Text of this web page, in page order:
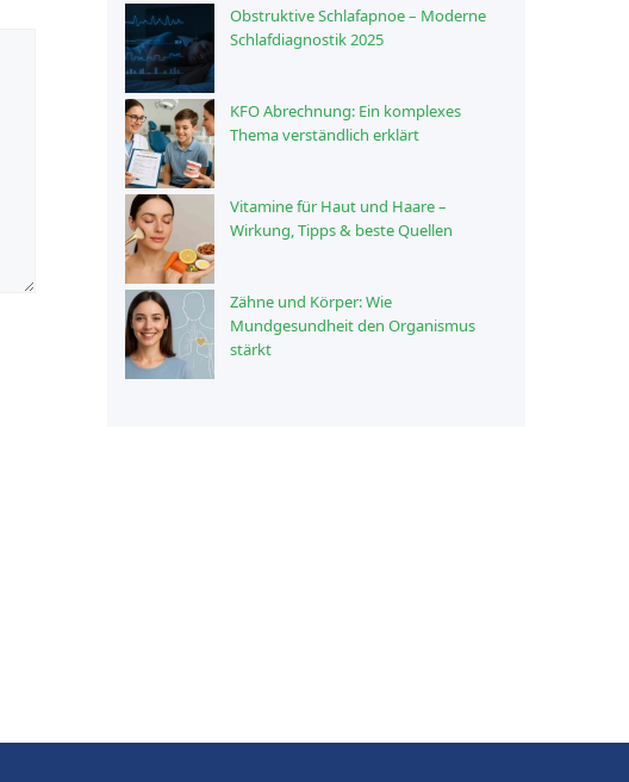
Obstruktive Schlafapnoe – Moderne
Schlafdiagnostik 2025
KFO Abrechnung: Ein komplexes
Thema verständlich erklärt
Vitamine für Haut und Haare –
Wirkung, Tipps & beste Quellen
Zähne und Körper: Wie
Mundgesundheit den Organismus
stärkt